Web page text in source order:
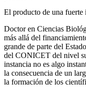
El producto de una fuerte
Doctor en Ciencias
más allá del
grande de parte del
del CONICET del nivel
instancia no es algo
la consecuencia de un
la formación de los